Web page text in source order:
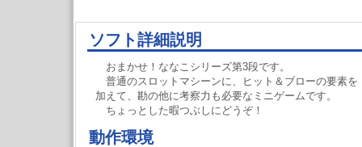
ソフト詳細説明
おまかせ！ななこシリーズ第3段です。
普通のスロットマシーンに、ヒット＆ブローの要素を
加えて、勘の他に考察力も必要なミニゲームです。
ちょっとした暇つぶしにどうぞ！
動作環境